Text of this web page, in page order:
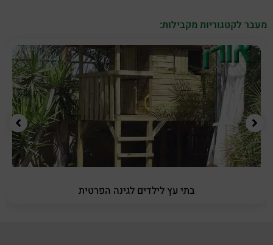
מעבר לקטגוריות מקבילות:
בתי עץ לילדים לגינה הפרטית